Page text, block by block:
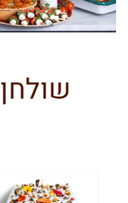
שולחן Free Style